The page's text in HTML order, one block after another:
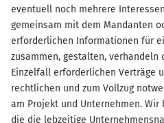
eventuell noch mehrere
gemeinsam mit dem Mandanten
erforderlichen Informationen für
zusammen, gestalten, verhandeln
Einzelfall erforderlichen Verträge
rechtlichen und zum Vollzug
am Projekt und Unternehmen.
die die lebzeitige